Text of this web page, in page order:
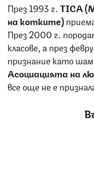
През 1993 г. TICA
на котките)
През 2000 г.
класове, а през
признание като
Асоциацията на
все още не е